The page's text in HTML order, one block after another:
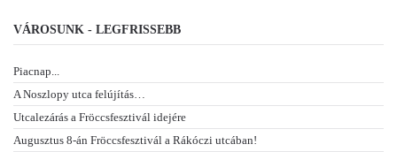
VÁROSUNK - LEGFRISSEBB
Piacnap...
A Noszlopy utca felújítás…
Utcalezárás a Fröccsfesztivál idejére
Augusztus 8-án Fröccsfesztivál a Rákóczi utcában!